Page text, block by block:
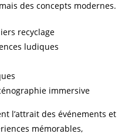
des concepts modernes.
recyclage
ludiques
immersive
l’attrait des événements et
mémorables,